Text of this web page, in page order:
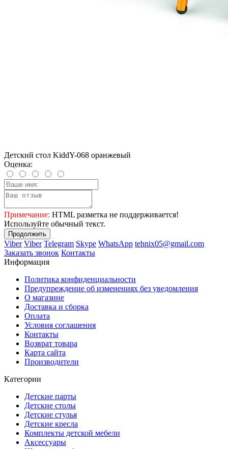
Детский стол KiddY-068 оранжевый
Оценка:
Примечание: HTML разметка не поддерживается!
Используйте обычный текст.
Продолжить
Viber Viber Telegram Skype WhatsApp tehnix05@gmail.com
Заказать звонок Контакты
Информация
Политика конфиденциальности
Предупреждение об изменениях без уведомления
О магазине
Доставка и сборка
Оплата
Условия соглашения
Контакты
Возврат товара
Карта сайта
Производители
Категории
Детские парты
Детские столы
Детские стулья
Детские кресла
Комплекты детской мебели
Аксессуары